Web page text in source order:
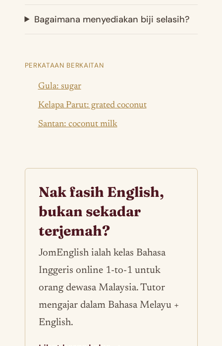
Bagaimana menyediakan biji selasih?
PERKATAAN BERKAITAN
Gula: sugar
Kelapa Parut: grated coconut
Santan: coconut milk
Nak fasih English,
bukan sekadar
terjemah?
JomEnglish ialah kelas Bahasa
Inggeris online 1-to-1 untuk
orang dewasa Malaysia. Tutor
mengajar dalam Bahasa Melayu +
English.